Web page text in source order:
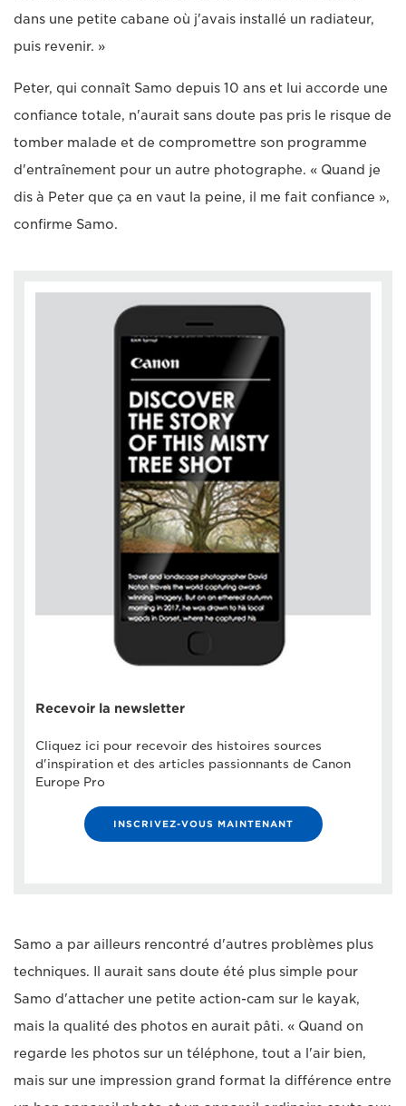
dans une petite cabane où j'avais installé un radiateur,
puis revenir. »
Peter, qui connaît Samo depuis 10 ans et lui accorde une
confiance totale, n'aurait sans doute pas pris le risque de
tomber malade et de compromettre son programme
d'entraînement pour un autre photographe. « Quand je
dis à Peter que ça en vaut la peine, il me fait confiance »,
confirme Samo.
Recevoir la newsletter
Cliquez ici pour recevoir des histoires sources
d'inspiration et des articles passionnants de Canon
Europe Pro
INSCRIVEZ-VOUS MAINTENANT
Samo a par ailleurs rencontré d'autres problèmes plus
techniques. Il aurait sans doute été plus simple pour
Samo d'attacher une petite action-cam sur le kayak,
mais la qualité des photos en aurait pâti. « Quand on
regarde les photos sur un téléphone, tout a l'air bien,
mais sur une impression grand format la différence entre